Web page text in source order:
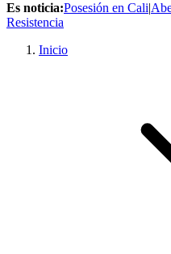
Es noticia:Posesión en Cali|
Resistencia
Inicio